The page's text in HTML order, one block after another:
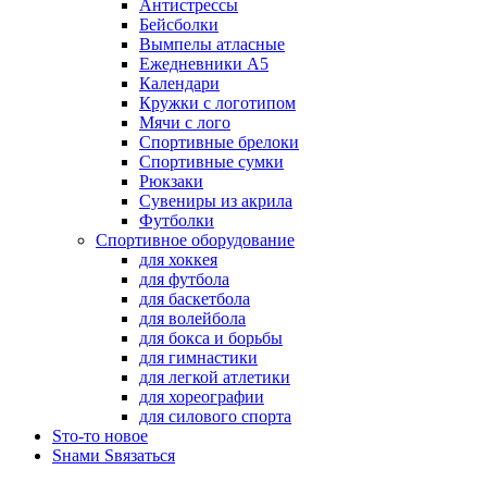
Антистрессы
Бейсболки
Вымпелы атласные
Ежедневники А5
Календари
Кружки с логотипом
Мячи с лого
Спортивные брелоки
Спортивные сумки
Рюкзаки
Сувениры из акрила
Футболки
Спортивное оборудование
для хоккея
для футбола
для баскетбола
для волейбола
для бокса и борьбы
для гимнастики
для легкой атлетики
для хореографии
для силового спорта
Sто-то новое
Sнами Sвязаться